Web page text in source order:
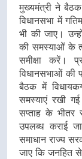
मुख्यमंत्री ने बैठक
विधानसभा में
भी की जाए।
की समस्याओं के
समीक्षा करें।
विधानसभाओं की
बैठक में
समस्याएं रखी
सप्ताह के भीतर
उपलब्ध कराई
समाधान राज्य
जाए कि जनहित